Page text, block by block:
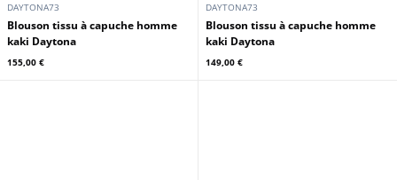
DAYTONA73
Blouson tissu à capuche homme
kaki Daytona
155,00 €
DAYTONA73
Blouson tissu à capuche homme
kaki Daytona
149,00 €